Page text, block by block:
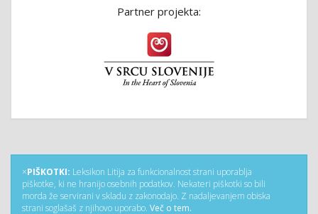
Partner projekta:
×PIŠKOTKI: Leksikon Litija za funkcionalnost strani uporablja
piškotke, ki ne hranijo osebnih podatkov. Nekateri piškotki so bili
morda že servirani v skladu z zakonodajo. Z nadaljevanjem obiska
strani soglašaš z njihovo uporabo. Več o tem.